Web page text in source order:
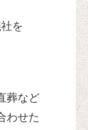
を
葬など
わせた